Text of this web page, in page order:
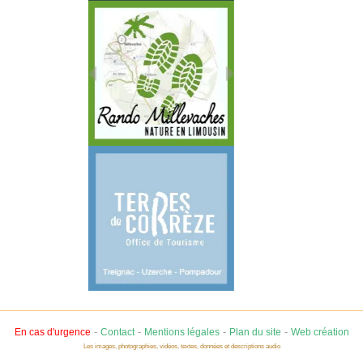
En cas d'urgence - Contact- Mentions légales- Plan du site - Web création
Les images, photographies, vidéos, textes, données et descriptions audio